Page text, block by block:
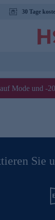
30 Tage
Mode und -
Sie